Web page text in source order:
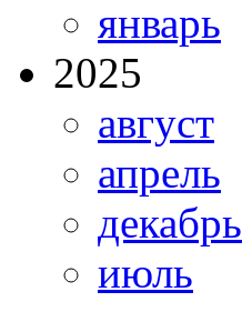
январь
2025
август
апрель
декабрь
июль